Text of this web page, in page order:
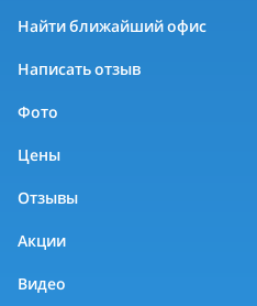
Найти ближайший офис
Написать отзыв
Фото
Цены
Отзывы
Акции
Видео